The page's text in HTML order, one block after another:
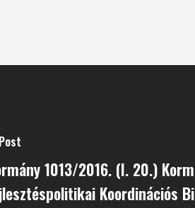
1013/2016. (I. 20.)
Koordinációs